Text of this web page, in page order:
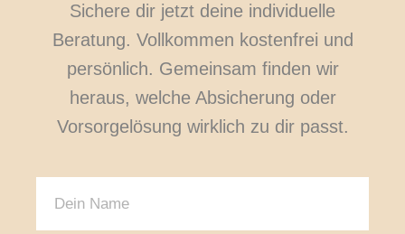
Sichere dir jetzt deine individuelle
Beratung. Vollkommen kostenfrei und
persönlich. Gemeinsam finden wir
heraus, welche Absicherung oder
Vorsorgelösung wirklich zu dir passt.